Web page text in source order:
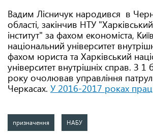
Вадим Лісничук народився в
області, закінчив НТУ
інститут" за фахом економіста,
національний університет
фахом юриста та Харківський
університет внутрішніх справ. З 1
року очолював управління
Черкасах. У 2016-2017 роках
призначення НАБУ